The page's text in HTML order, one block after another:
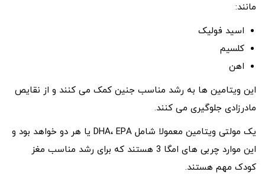
مانند:
اسید فولیک
کلسیم
اهن
این ویتامین ها به رشد مناسب جنین کمک می کنند و از نقایص
مادرزادی جلوگیری می کنند.
یک مولتی ویتامین معمولا شامل DHA، EPA یا هر دو خواهد بود و
این موارد چربی های امگا 3 هستند که برای رشد مناسب مغز
کودک مهم هستند.